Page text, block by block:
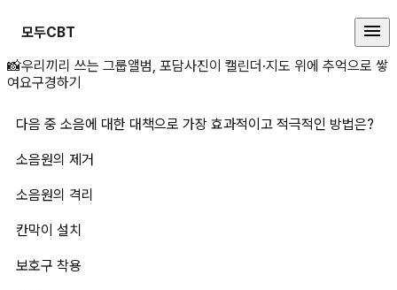
모두CBT
다음 중 소음에 대한 대책으로 가
📸우리끼리 쓰는 그룹앨범, 포담사진이 캘린더·지도 위에 추억으로 쌓
여요구경하기
다음 중 소음에 대한 대책으로 가장 효과적이고 적극적인 방법은?
소음원의 제거
소음원의 격리
칸막이 설치
보호구 착용